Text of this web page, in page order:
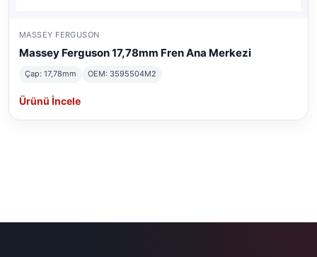
MASSEY FERGUSON
Massey Ferguson 17,78mm Fren Ana Merkezi
Çap: 17,78mm OEM: 3595504M2
Ürünü İncele